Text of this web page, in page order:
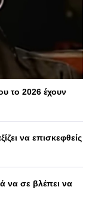
το 2026 έχουν
να επισκεφθείς
να σε βλέπει να